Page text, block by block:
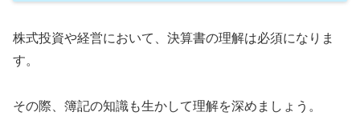
株式投資や経営において、決算書の理解は必須になりま
す。
その際、簿記の知識も生かして理解を深めましょう。